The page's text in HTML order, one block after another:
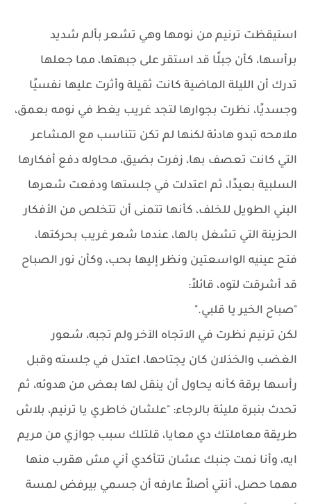
استيقظت ترنيم من نومها وهي تشعر بألم شديد
برأسها، كأن جبلًا قد استقر على جبهتها، مما جعلها
تدرك أن الليلة الماضية كانت ثقيلة وأثرت عليها نفسيًا
وجسديًا، نظرت بجوارها لتجد غريب يغط في نومه بعمق،
ملامحه تبدو هادئة لكنها لم تكن تتناسب مع المشاعر
التي كانت تعصف بها، زفرت بضيق، محاوله دفع أفكارها
السلبية بعيدًا، ثم اعتدلت في جلستها ودفعت شعرها
البني الطويل للخلف، كأنها تتمنى أن تتخلص من الأفكار
الحزينة التي تشغل بالها، عندما شعر غريب بحركتها،
فتح عينيه الواسعتين ونظر إليها بحب، وكأن نور الصباح
قد أشرقت لتوه، قائلاً:
"صباح الخير يا قلبي."
لكن ترنيم نظرت في الاتجاه الآخر ولم تجبه، شعور
الغضب والخذلان كان يجتاحها، اعتدل في جلسته وقبل
رأسها برقة كأنه يحاول أن ينقل لها بعض من هدوئه، ثم
تحدث بنبرة مليئة بالرجاء: "علشان خاطري يا ترنيم، بلاش
طريقة معاملتك دي معايا، قلتلك سبب جوازي من مريم
ايه، وأنا نمت جنبك عشان تتأكدي أني مش هقرب منها
مهما حصل، أنتي أصلاً عارفه أن جسمي بيرفض لمسة